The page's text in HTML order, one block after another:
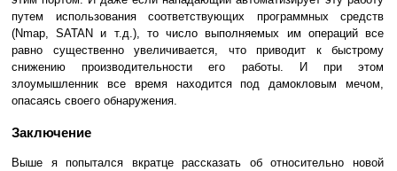
путем использования соответствующих программных средств
(Nmap, SATAN и т.д.), то число выполняемых им операций все
равно существенно увеличивается, что приводит к быстрому
снижению производительности его работы. И при этом
злоумышленник все время находится под дамокловым мечом,
опасаясь своего обнаружения.
Заключение
Выше я попытался вкратце рассказать об относительно новой